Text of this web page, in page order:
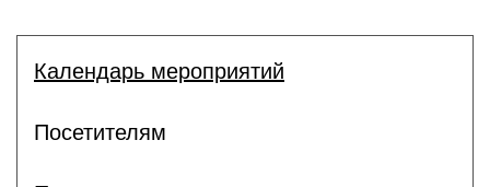
Календарь мероприятий
Посетителям